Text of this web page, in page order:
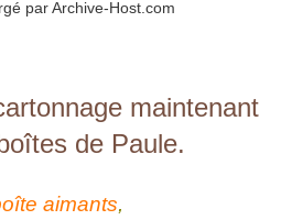
maintenant
de Paule.
aimants,